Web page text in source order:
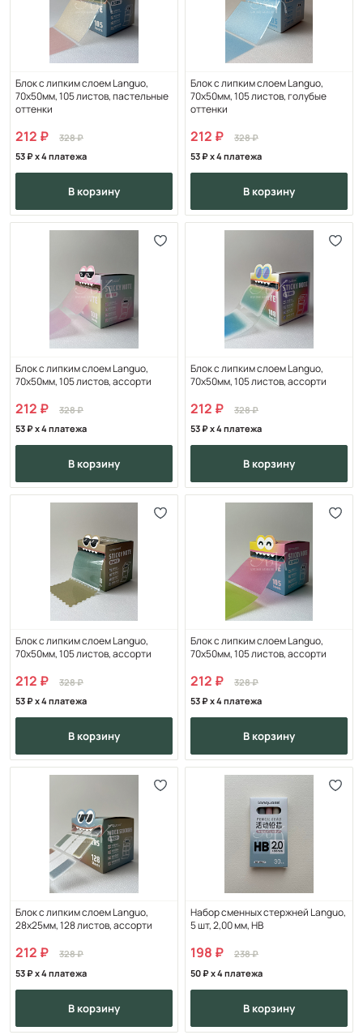
Блок с липким слоем Languo,
70х50мм, 105 листов, пастельные
оттенки
212
328
53
x 4 платежа
в корзину
Блок с липким слоем Languo,
70х50мм, 105 листов, голубые
оттенки
212
328
53
x 4 платежа
в корзину
Блок с липким слоем Languo,
70х50мм, 105 листов, ассорти
212
328
53
x 4 платежа
в корзину
Блок с липким слоем Languo,
70х50мм, 105 листов, ассорти
212
328
53
x 4 платежа
в корзину
Блок с липким слоем Languo,
70х50мм, 105 листов, ассорти
212
328
53
x 4 платежа
в корзину
Блок с липким слоем Languo,
70х50мм, 105 листов, ассорти
212
328
53
x 4 платежа
в корзину
Блок с липким слоем Languo,
28х25мм, 128 листов, ассорти
212
328
53
x 4 платежа
в корзину
Набор сменных стержней Languo,
5 шт, 2,00 мм, HB
198
238
50
x 4 платежа
в корзину